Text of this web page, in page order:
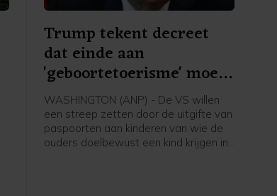
Trump tekent decreet
dat einde aan
'geboortetoerisme' moet
maken
WASHINGTON (ANP) - De VS willen
een streep zetten door de uitgifte van
paspoorten aan kinderen van wie de
ouders doelbewust een kind krijgen in